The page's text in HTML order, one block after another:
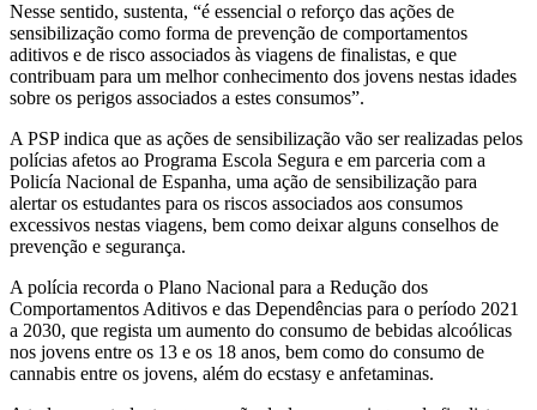
Nesse sentido, sustenta, “é essencial o reforço das ações de
sensibilização como forma de prevenção de comportamentos
aditivos e de risco associados às viagens de finalistas, e que
contribuam para um melhor conhecimento dos jovens nestas idades
sobre os perigos associados a estes consumos”.
A PSP indica que as ações de sensibilização vão ser realizadas pelos
polícias afetos ao Programa Escola Segura e em parceria com a
Policía Nacional de Espanha, uma ação de sensibilização para
alertar os estudantes para os riscos associados aos consumos
excessivos nestas viagens, bem como deixar alguns conselhos de
prevenção e segurança.
A polícia recorda o Plano Nacional para a Redução dos
Comportamentos Aditivos e das Dependências para o período 2021
a 2030, que regista um aumento do consumo de bebidas alcoólicas
nos jovens entre os 13 e os 18 anos, bem como do consumo de
cannabis entre os jovens, além do ecstasy e anfetaminas.